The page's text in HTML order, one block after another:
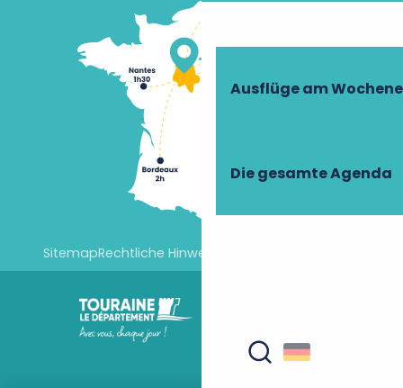
Ausflüge am
Die gesamte Agenda
SitemapRechtliche Hinweise